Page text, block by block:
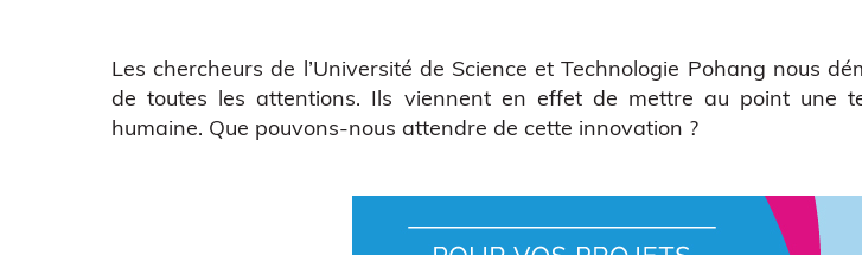
Les chercheurs de l’Université de Science et Technologie Pohang nous
de toutes les attentions. Ils viennent en effet de mettre au point une
humaine. Que pouvons-nous attendre de cette innovation ?